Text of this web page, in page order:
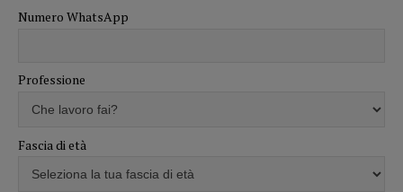
Numero WhatsApp
Professione
Fascia di età